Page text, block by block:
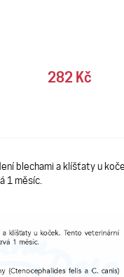
282 Kč
blechami a klíšťaty u
1 měsíc.